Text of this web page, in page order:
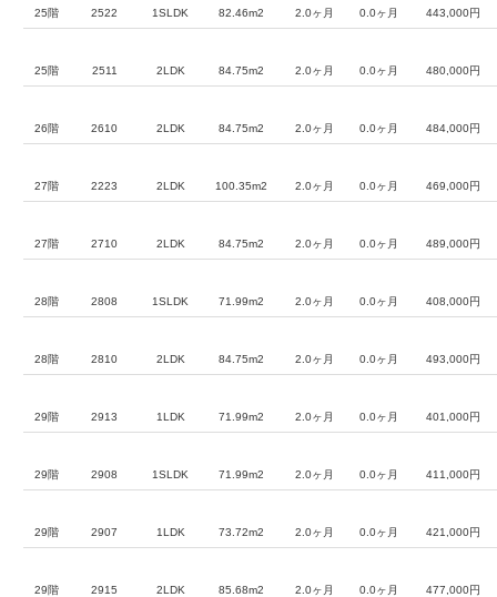
25階 2522 1SLDK 82.46m2 2.0ヶ月 0.0ヶ月 443,000円
25階 2511 2LDK 84.75m2 2.0ヶ月 0.0ヶ月 480,000円
26階 2610 2LDK 84.75m2 2.0ヶ月 0.0ヶ月 484,000円
27階 2223 2LDK 100.35m2 2.0ヶ月 0.0ヶ月 469,000円
27階 2710 2LDK 84.75m2 2.0ヶ月 0.0ヶ月 489,000円
28階 2808 1SLDK 71.99m2 2.0ヶ月 0.0ヶ月 408,000円
28階 2810 2LDK 84.75m2 2.0ヶ月 0.0ヶ月 493,000円
29階 2913 1LDK 71.99m2 2.0ヶ月 0.0ヶ月 401,000円
29階 2908 1SLDK 71.99m2 2.0ヶ月 0.0ヶ月 411,000円
29階 2907 1LDK 73.72m2 2.0ヶ月 0.0ヶ月 421,000円
29階 2915 2LDK 85.68m2 2.0ヶ月 0.0ヶ月 477,000円